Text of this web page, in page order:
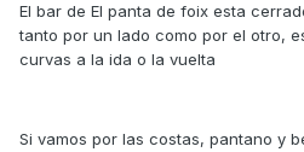
El bar de El panta de foix esta
tanto por un lado como por el otro,
curvas a la ida o la vuelta
Si vamos por las costas, pantano y